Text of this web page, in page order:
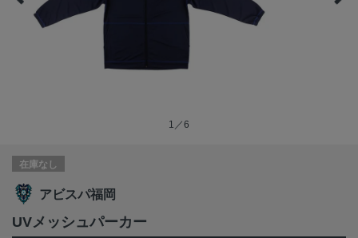
1／6
在庫なし
アビスパ福岡
UVメッシュパーカー